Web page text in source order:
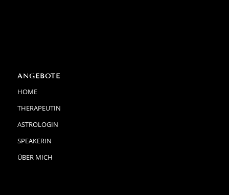
ANGEBOTE
HOME
THERAPEUTIN
ASTROLOGIN
SPEAKERIN
ÜBER MICH